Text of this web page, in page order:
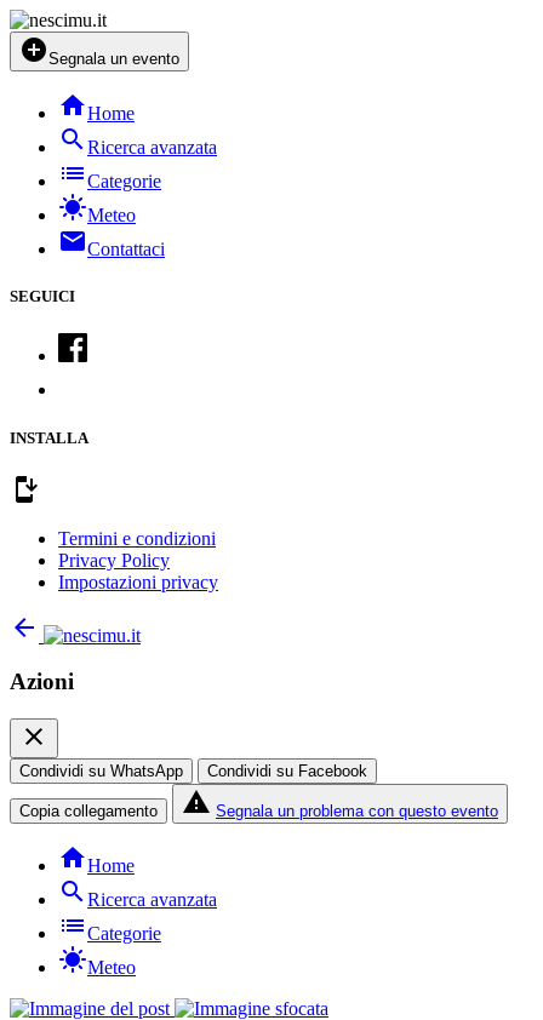
add_circleSegnala un evento
homeHome
searchRicerca avanzata
listCategorie
sunnyMeteo
mailContattaci
SEGUICI
INSTALLA
install_mobile
Termini e condizioni
Privacy Policy
Impostazioni privacy
arrow_back
Azioni
close
Condividi su WhatsApp Condividi su Facebook
Copia collegamento report_problem Segnala un problema con questo evento
homeHome
searchRicerca avanzata
listCategorie
sunnyMeteo